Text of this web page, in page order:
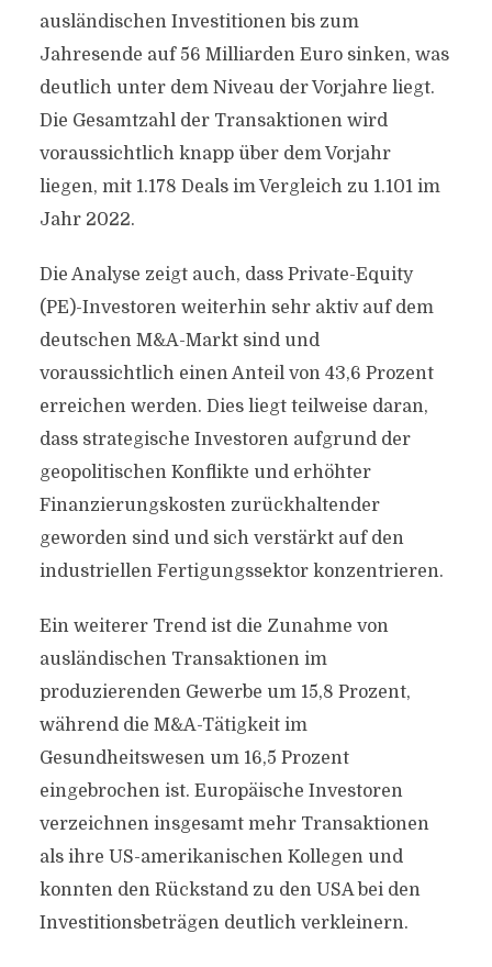
ausländischen Investitionen bis zum
Jahresende auf 56 Milliarden Euro sinken, was
deutlich unter dem Niveau der Vorjahre liegt.
Die Gesamtzahl der Transaktionen wird
voraussichtlich knapp über dem Vorjahr
liegen, mit 1.178 Deals im Vergleich zu 1.101 im
Jahr 2022.
Die Analyse zeigt auch, dass Private-Equity
(PE)-Investoren weiterhin sehr aktiv auf dem
deutschen M&A-Markt sind und
voraussichtlich einen Anteil von 43,6 Prozent
erreichen werden. Dies liegt teilweise daran,
dass strategische Investoren aufgrund der
geopolitischen Konflikte und erhöhter
Finanzierungskosten zurückhaltender
geworden sind und sich verstärkt auf den
industriellen Fertigungssektor konzentrieren.
Ein weiterer Trend ist die Zunahme von
ausländischen Transaktionen im
produzierenden Gewerbe um 15,8 Prozent,
während die M&A-Tätigkeit im
Gesundheitswesen um 16,5 Prozent
eingebrochen ist. Europäische Investoren
verzeichnen insgesamt mehr Transaktionen
als ihre US-amerikanischen Kollegen und
konnten den Rückstand zu den USA bei den
Investitionsbeträgen deutlich verkleinern.